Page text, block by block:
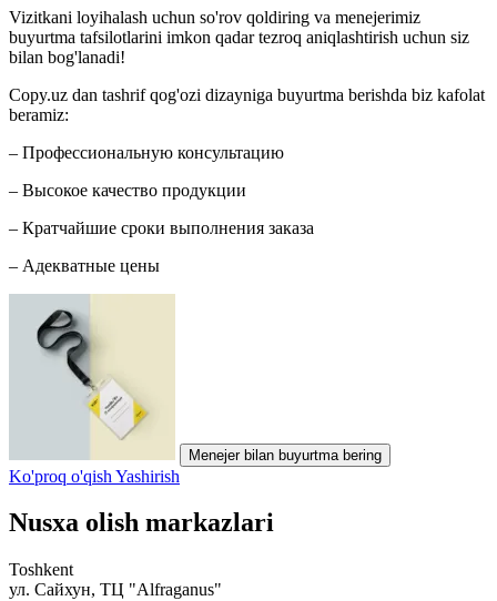
Vizitkani loyihalash uchun so'rov qoldiring va menejerimiz
buyurtma tafsilotlarini imkon qadar tezroq aniqlashtirish uchun siz
bilan bog'lanadi!
Copy.uz dan tashrif qog'ozi dizayniga buyurtma berishda biz kafolat
beramiz:
– Профессиональную консультацию
– Высокое качество продукции
– Кратчайшие сроки выполнения заказа
– Адекватные цены
Menejer bilan buyurtma bering
Ko'proq o'qish Yashirish
Nusxa olish markazlari
Toshkent
ул. Сайхун, ТЦ "Alfraganus"